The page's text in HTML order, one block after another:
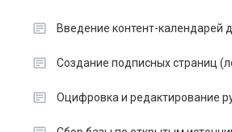
Введение контент-календарей
Создание подписных страниц
Оцифровка и редактирование